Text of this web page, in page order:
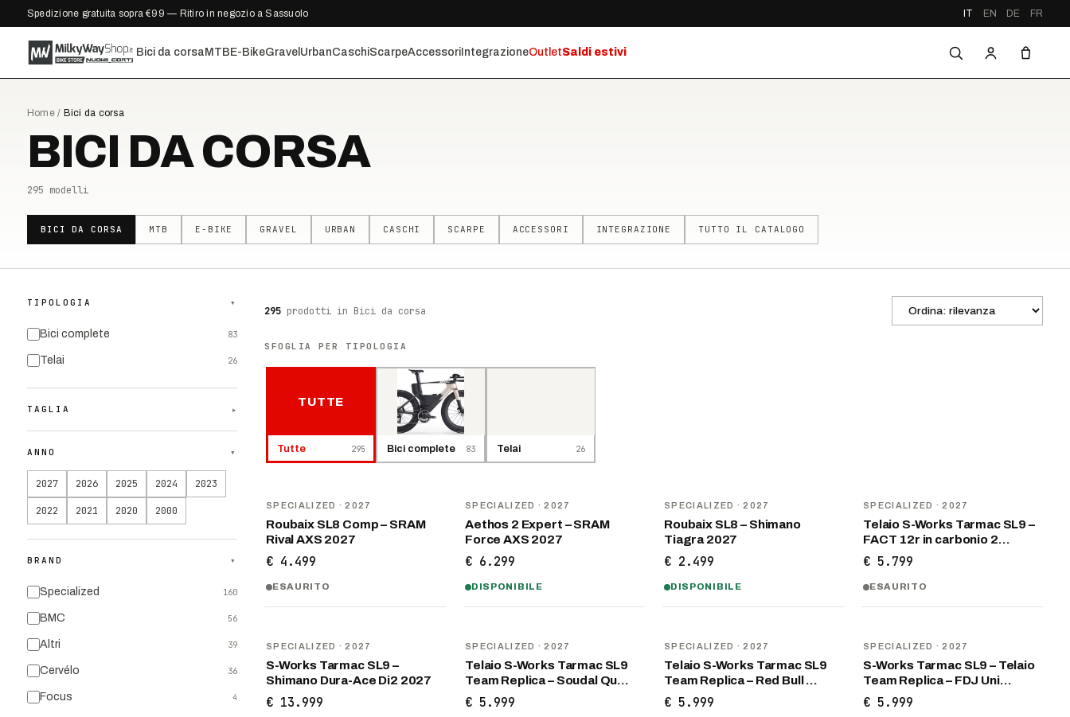
Spedizione gratuita sopra €99 — Ritiro in negozio a Sassuolo IT EN DE FR
Bici da corsa MTB E-BikeGravel UrbanCaschiScarpeAccessoriIntegrazioneOutletSaldi estivi
Home/ Bici da corsa
BICI DA CORSA
295 modelli
BICI DA CORSA MTB E-BIKE GRAVEL URBAN CASCHI SCARPE ACCESSORI INTEGRAZIONE TUTTO IL CATALOGO
TIPOLOGIA ▾
Bici complete 83
Telai 26
TAGLIA ▾
ANNO ▾
2027 2026 2025 2024 2023
2022 2021 2020 2000
BRAND ▾
Specialized 160
BMC 56
Altri 39
Cervélo 36
Focus 4
295 prodotti in Bici da corsa
SFOGLIA PER TIPOLOGIA
TUTTE
Tutte 295 Bici complete 83 Telai 26
SPECIALIZED · 2027
Roubaix SL8 Comp – SRAM
Rival AXS 2027
€ 4.499
ESAURITO
SPECIALIZED · 2027
Aethos 2 Expert – SRAM
Force AXS 2027
€ 6.299
DISPONIBILE
SPECIALIZED · 2027
Roubaix SL8 – Shimano
Tiagra 2027
€ 2.499
DISPONIBILE
SPECIALIZED · 2027
Telaio S-Works Tarmac SL9 –
FACT 12r in carbonio 2…
€ 5.799
ESAURITO
SPECIALIZED · 2027
S-Works Tarmac SL9 –
Shimano Dura-Ace Di2 2027
€ 13.999
SPECIALIZED · 2027
Telaio S-Works Tarmac SL9
Team Replica – Soudal Qu…
€ 5.999
SPECIALIZED · 2027
Telaio S-Works Tarmac SL9
Team Replica – Red Bull …
€ 5.999
SPECIALIZED · 2027
S-Works Tarmac SL9 – Telaio
Team Replica – FDJ Uni…
€ 5.999